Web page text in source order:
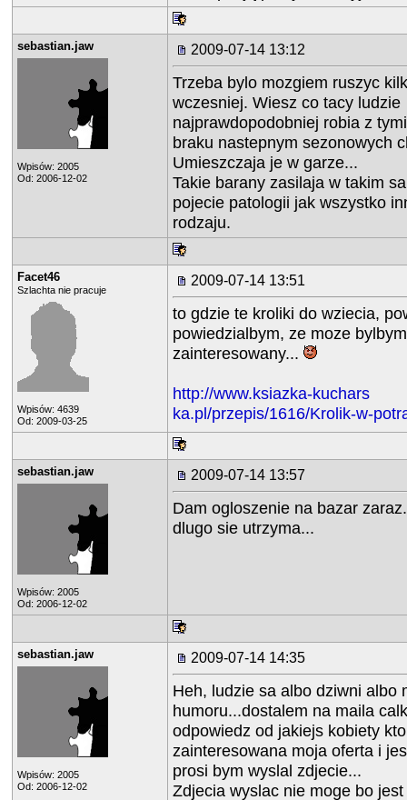
sebastian.jaw
Wpisów: 2005
Od: 2006-12-02
2009-07-14 13:12
Trzeba bylo mozgiem ruszyc
wczesniej. Wiesz co tacy ludzie
najprawdopodobniej robia z
braku nastepnym sezonowych
Umieszczaja je w garze...
Takie barany zasilaja w takim
pojecie patologii jak wszystko
rodzaju.
Facet46
Szlachta nie pracuje
Wpisów: 4639
Od: 2009-03-25
2009-07-14 13:51
to gdzie te kroliki do wziecia,
powiedzialbym, ze moze
zainteresowany...
http://www.ksiazka-kuchars
ka.pl/przepis/1616/Krolik-w-
sebastian.jaw
Wpisów: 2005
Od: 2006-12-02
2009-07-14 13:57
Dam ogloszenie na bazar
dlugo sie utrzyma...
sebastian.jaw
Wpisów: 2005
Od: 2006-12-02
2009-07-14 14:35
Heh, ludzie sa albo dziwni albo
humoru...dostalem na maila
odpowiedz od jakiejs kobiety
zainteresowana moja oferta i
prosi bym wyslal zdjecie...
Zdjecia wyslac nie moge bo